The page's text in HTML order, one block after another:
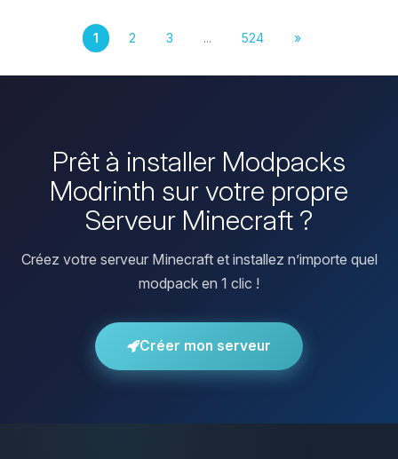
1 2 3 ... 524 »
Prêt à installer Modpacks
Modrinth sur votre propre
Serveur Minecraft ?
Créez votre serveur Minecraft et installez n’importe quel
modpack en 1 clic !
Créer mon serveur